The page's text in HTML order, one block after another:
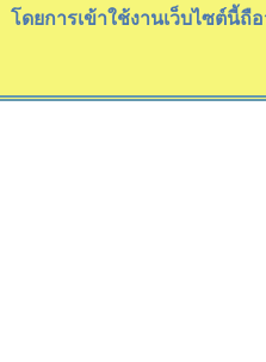
โดยการเข้าใช้งานเว็บไซต์นี้